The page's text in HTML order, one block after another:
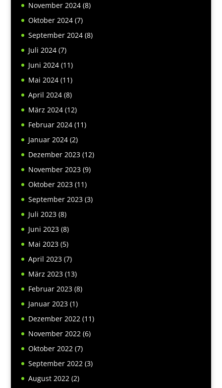
November 2024(8)
Oktober 2024(7)
September 2024(8)
Juli 2024(7)
Juni 2024(11)
Mai 2024(11)
April 2024(8)
März 2024(12)
Februar 2024(11)
Januar 2024(2)
Dezember 2023(12)
November 2023(9)
Oktober 2023(11)
September 2023(3)
Juli 2023(8)
Juni 2023(8)
Mai 2023(5)
April 2023(7)
März 2023(13)
Februar 2023(8)
Januar 2023(1)
Dezember 2022(11)
November 2022(6)
Oktober 2022(7)
September 2022(3)
August 2022(2)